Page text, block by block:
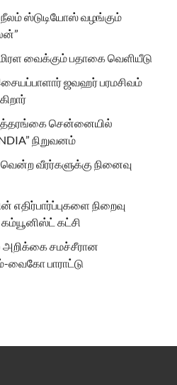
நீலம் ஸ்டுடியோஸ் வழங்கும்
மிரள வைக்கும் பதாகை வெளியீடு
ஜவஹர் பரமசிவம்
சென்னையில்
நிறுவனம்
வீரர்களுக்கு நினைவு
எதிர்பார்ப்புகளை நிறைவு
கட்சி
அறிக்கை சமச்சீரான
வைகோ பாராட்டு